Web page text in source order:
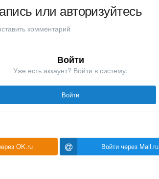
или авторизуйтесь
комментарий
Войти
Уже есть аккаунт? Войти в систему.
Войти
OK.ru Войти через Mail.ru